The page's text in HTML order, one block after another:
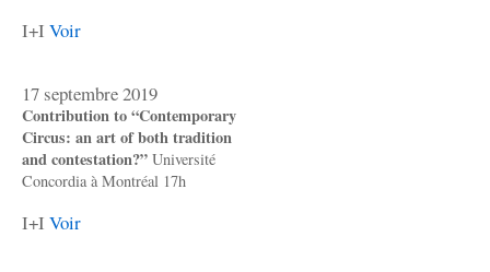
I+I Voir
17 septembre 2019
Contribution to “Contemporary
Circus: an art of both tradition
and contestation?” Université
Concordia à Montréal 17h
I+I Voir